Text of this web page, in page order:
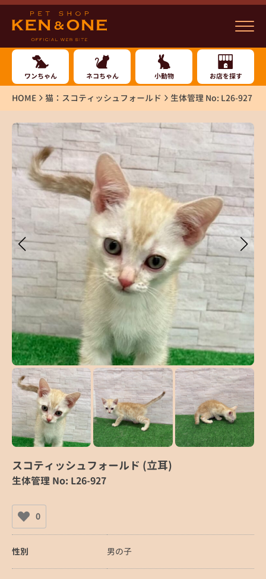
ワンちゃん ネコちゃん 小動物 お店を探す
HOME 猫：スコティッシュフォールド 生体管理 No: L26-927
スコティッシュフォールド (立耳)
生体管理 No: L26-927
0
性別 男の子